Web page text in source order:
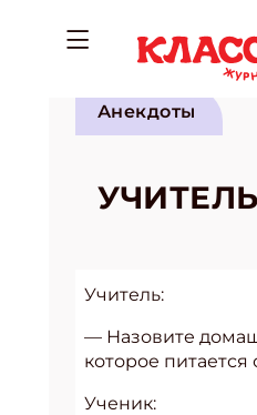
Анекдоты
Учитель:
— Назовите
которое питается
Ученик: